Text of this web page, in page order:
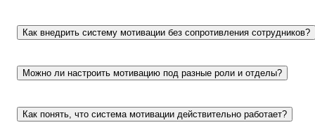
Как внедрить систему мотивации без сопротивления сотрудников?
Можно ли настроить мотивацию под разные роли и отделы?
Как понять, что система мотивации действительно работает?